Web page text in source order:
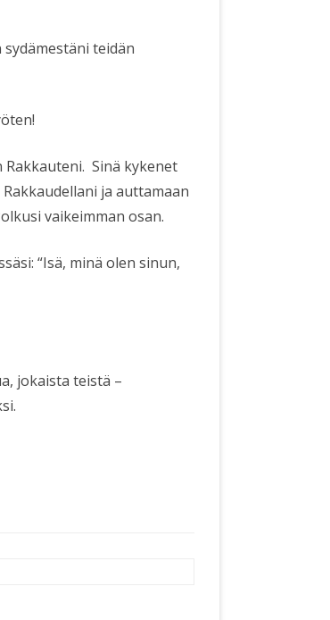
teidän
Sinä kykenet
ja auttamaan
vaikeimman osan.
“Isä, minä olen sinun,
jokaista teistä –